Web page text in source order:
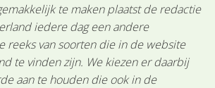
te maken plaatst de redactie
iedere dag een andere
reeks van soorten die in de website
te vinden zijn. We kiezen er daarbij
aan te houden die ook in de